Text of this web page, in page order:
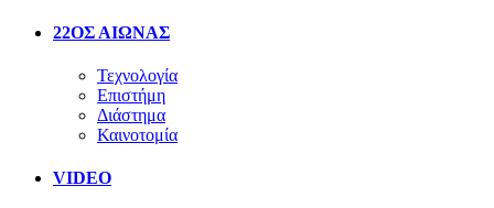
22ΟΣ ΑΙΩΝΑΣ
Τεχνολογία
Επιστήμη
Διάστημα
Καινοτομία
VIDEO